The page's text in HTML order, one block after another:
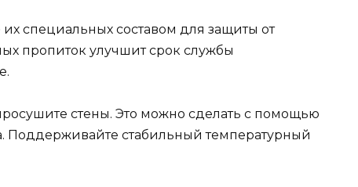
специальных составом для защиты от
пропиток улучшит срок службы
стены. Это можно сделать с помощью
Поддерживайте стабильный температурный